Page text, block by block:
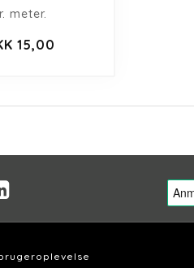
meter.
15,00